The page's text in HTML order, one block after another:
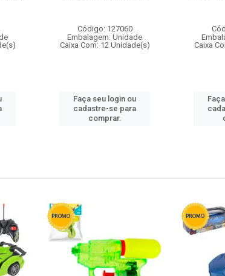
Código: 127060
Embalagem: Unidade
Caixa Com: 12 Unidade(s)
Faça seu login ou
cadastre-se para
comprar.
Caixa